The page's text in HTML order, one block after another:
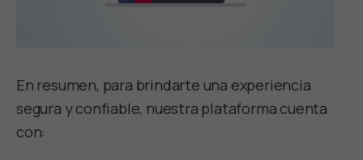
En resumen, para brindarte una experiencia
segura y confiable, nuestra plataforma cuenta
con: